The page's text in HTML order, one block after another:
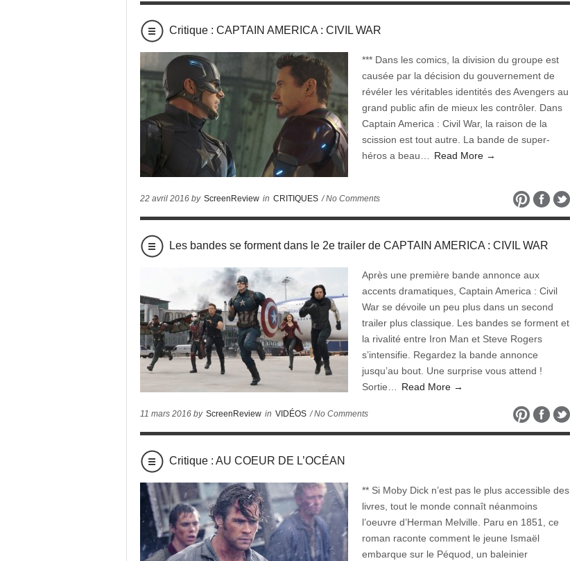
Critique : CAPTAIN AMERICA : CIVIL WAR
*** Dans les comics, la division du groupe est
causée par la décision du gouvernement de
révéler les véritables identités des Avengers au
grand public afin de mieux les contrôler. Dans
Captain America : Civil War, la raison de la
scission est tout autre. La bande de super-
héros a beau…
Read More →
22 avril 2016 by ScreenReview in CRITIQUES / No Comments
Les bandes se forment dans le 2e trailer de CAPTAIN AMERICA : CIVIL WAR
Après une première bande annonce aux
accents dramatiques, Captain America : Civil
War se dévoile un peu plus dans un second
trailer plus classique. Les bandes se forment et
la rivalité entre Iron Man et Steve Rogers
s’intensifie. Regardez la bande annonce
jusqu’au bout. Une surprise vous attend !
Sortie…
Read More →
11 mars 2016 by ScreenReview in VIDÉOS / No Comments
Critique : AU COEUR DE L’OCÉAN
** Si Moby Dick n’est pas le plus accessible des
livres, tout le monde connaît néanmoins
l’oeuvre d’Herman Melville. Paru en 1851, ce
roman raconte comment le jeune Ismaël
embarque sur le Péquod, un baleinier